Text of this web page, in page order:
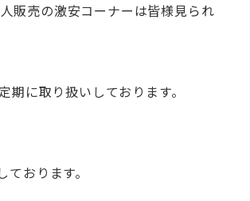
販売の激安コーナーは皆様見られ
に取り扱いしております。
おります。